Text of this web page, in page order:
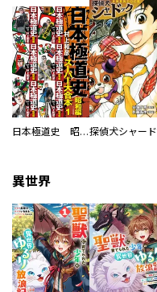
日本極道史 昭和編 スーパー大合本
異世界